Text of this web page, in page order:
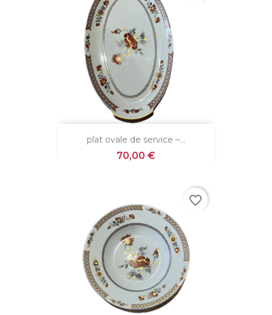
plat ovale de service –...
Prix
70,00 €
favorite_border